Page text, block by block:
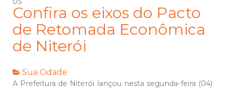
Confira os eixos do Pacto
de Retomada Econômica
de Niterói
Sua Cidade
A Prefeitura de Niterói lançou nesta segunda-feira (04)